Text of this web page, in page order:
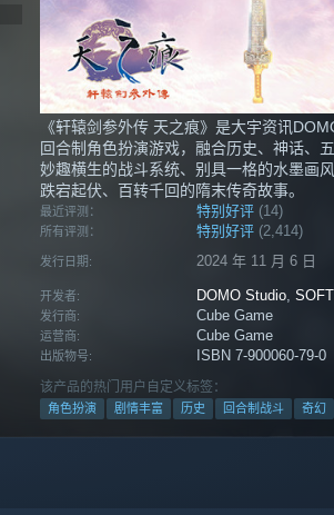
《轩辕剑参外传 天之痕》是大宇资讯
回合制角色扮演游戏，融合历史、神话、
妙趣横生的战斗系统、别具一格的水墨画
跌宕起伏、百转千回的隋末传奇故事。
最近评测： 特别好评 (14)
所有评测： 特别好评 (2,414)
发行日期: 2024 年 11 月 6 日
开发者: DOMO Studio,
发行商: Cube Game
运营商: Cube Game
出版物号: ISBN 7-900060-79-0
该产品的热门用户自定义标签：
角色扮演 剧情丰富 历史 回合制战斗 奇幻